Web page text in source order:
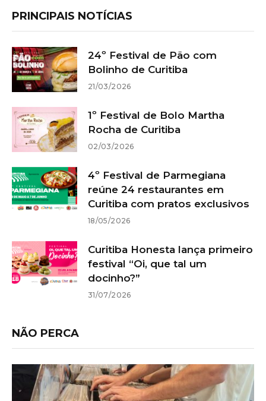
PRINCIPAIS NOTÍCIAS
24º Festival de Pão com
Bolinho de Curitiba
21/03/2026
1º Festival de Bolo Martha
Rocha de Curitiba
02/03/2026
4º Festival de Parmegiana
reúne 24 restaurantes em
Curitiba com pratos exclusivos
18/05/2026
Curitiba Honesta lança primeiro
festival “Oi, que tal um
docinho?”
31/07/2026
NÃO PERCA